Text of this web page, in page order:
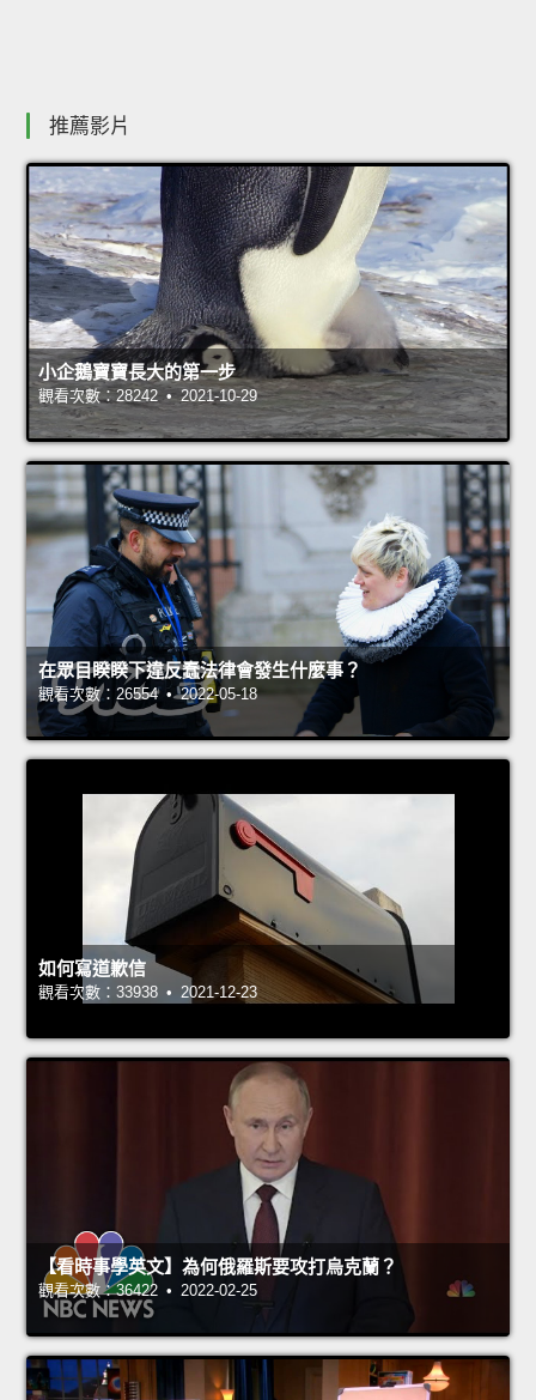
推薦影片
小企鵝寶寶長大的第一步
觀看次數：28242 • 2021-10-29
在眾目睽睽下違反蠢法律會發生什麼事？
觀看次數：26554 • 2022-05-18
如何寫道歉信
觀看次數：33938 • 2021-12-23
【看時事學英文】為何俄羅斯要攻打烏克蘭？
觀看次數：36422 • 2022-02-25